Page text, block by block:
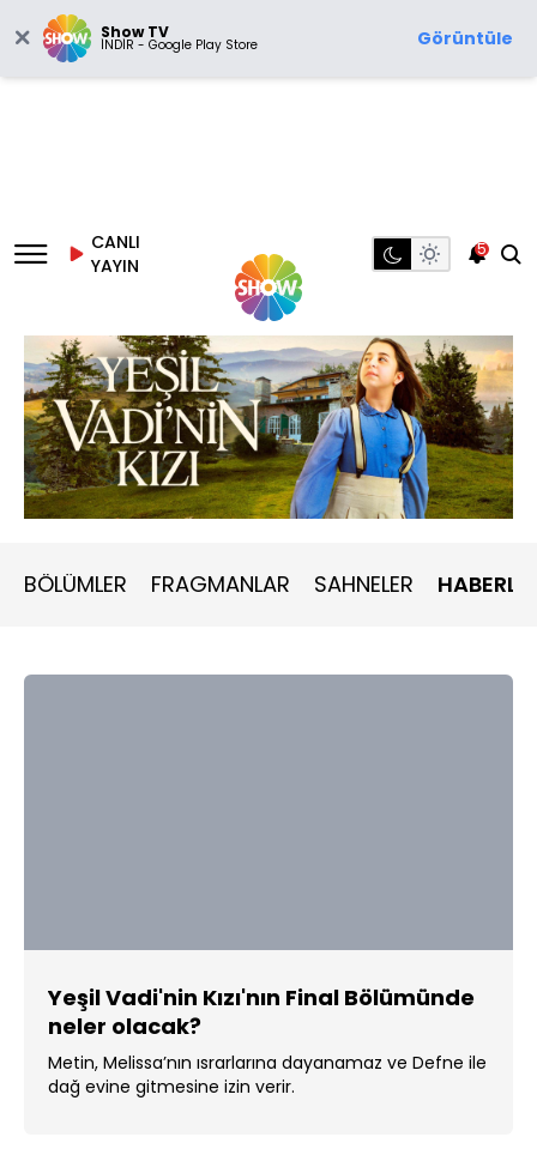
Show TV
İNDİR - Google Play Store Görüntüle
CANLI
YAYIN
5
BÖLÜMLER FRAGMANLAR SAHNELER
Yeşil Vadi'nin Kızı'nın Final Bölümünde
neler olacak?
Metin, Melissa’nın ısrarlarına dayanamaz ve Defne ile
dağ evine gitmesine izin verir.